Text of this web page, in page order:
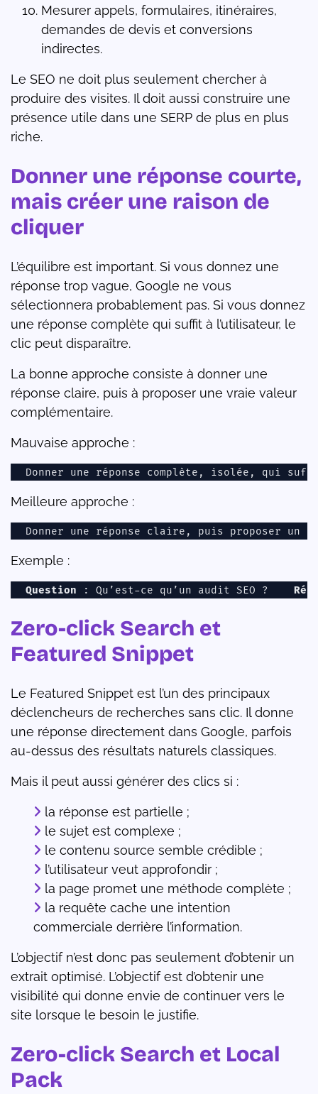
Mesurer appels, formulaires, itinéraires,
demandes de devis et conversions
indirectes.
Le SEO ne doit plus seulement chercher à
produire des visites. Il doit aussi construire une
présence utile dans une SERP de plus en plus
riche.
Donner une réponse courte,
mais créer une raison de
cliquer
L’équilibre est important. Si vous donnez une
réponse trop vague, Google ne vous
sélectionnera probablement pas. Si vous donnez
une réponse complète qui suffit à l’utilisateur, le
clic peut disparaître.
La bonne approche consiste à donner une
réponse claire, puis à proposer une vraie valeur
complémentaire.
Mauvaise approche :
Donner une réponse complète, isolée, qui
Meilleure approche :
Donner une réponse claire, puis proposer
Exemple :
Question : Qu’est-ce qu’un audit SEO ?
Zero-click Search et
Featured Snippet
Le Featured Snippet est l’un des principaux
déclencheurs de recherches sans clic. Il donne
une réponse directement dans Google, parfois
au-dessus des résultats naturels classiques.
Mais il peut aussi générer des clics si :
la réponse est partielle ;
le sujet est complexe ;
le contenu source semble crédible ;
l’utilisateur veut approfondir ;
la page promet une méthode complète ;
la requête cache une intention
commerciale derrière l’information.
L’objectif n’est donc pas seulement d’obtenir un
extrait optimisé. L’objectif est d’obtenir une
visibilité qui donne envie de continuer vers le
site lorsque le besoin le justifie.
Zero-click Search et Local
Pack